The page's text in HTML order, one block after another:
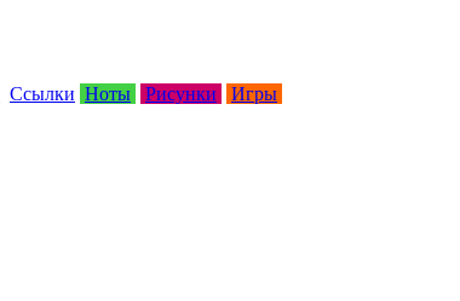
Ссылки Ноты Рисунки
Игры